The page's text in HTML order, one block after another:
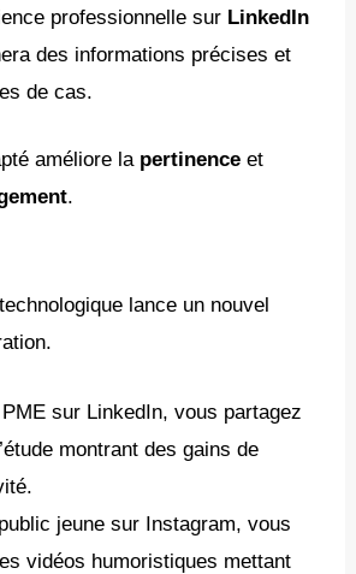
professionnelle sur LinkedIn
des informations précises et
de cas.
améliore la pertinence et
.
lance un nouvel
sur LinkedIn, vous partagez
montrant des gains de
jeune sur Instagram, vous
vidéos humoristiques mettant